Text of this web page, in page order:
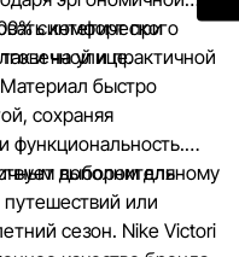
комфорт при
и на улице.
синтетического
и практичной
быстро
сохраняя
функциональность.
дополнительному
выбором для
или
сезон. Nike Victori